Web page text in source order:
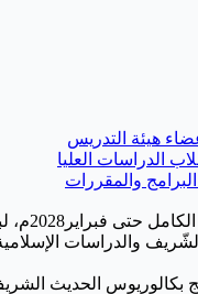
هيئة التدريس
الدراسات العليا
البرامج والمقررات
*شهادة الاعتماد
والدراسات
بكالوريوس الحديث